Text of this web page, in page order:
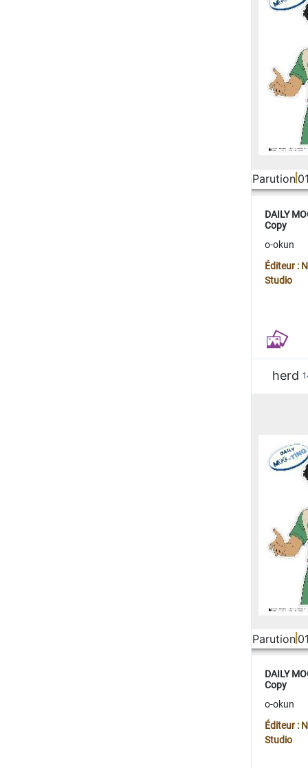
Parution
DAILY
Copy
o-okun
Éditeur :
Studio
herd
Parution
DAILY
Copy
o-okun
Éditeur :
Studio